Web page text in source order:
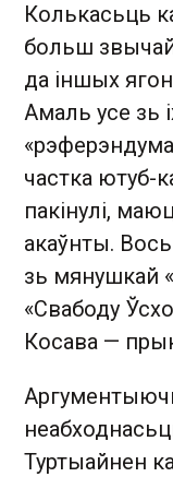
Колькасьць
больш
да іншых
Амаль усе зь
частка ютуб-
пакінулі,
акаўнты.
зь мянушкай
«Свабоду
Косава —
Туртыайнен